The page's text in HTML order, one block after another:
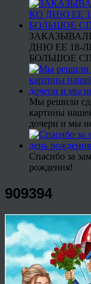
ДНЮ ЕЕ 18-
БОЛЬШОЕ
Мы решили
картины
дочери и мы
Спасибо за
рождения!
909394